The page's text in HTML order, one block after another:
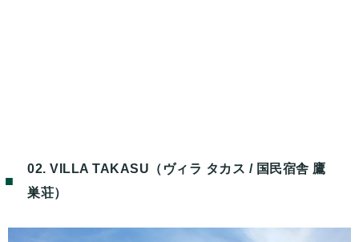
02. VILLA TAKASU（ヴィラ タカス / 国民宿舎 鷹
巣荘）